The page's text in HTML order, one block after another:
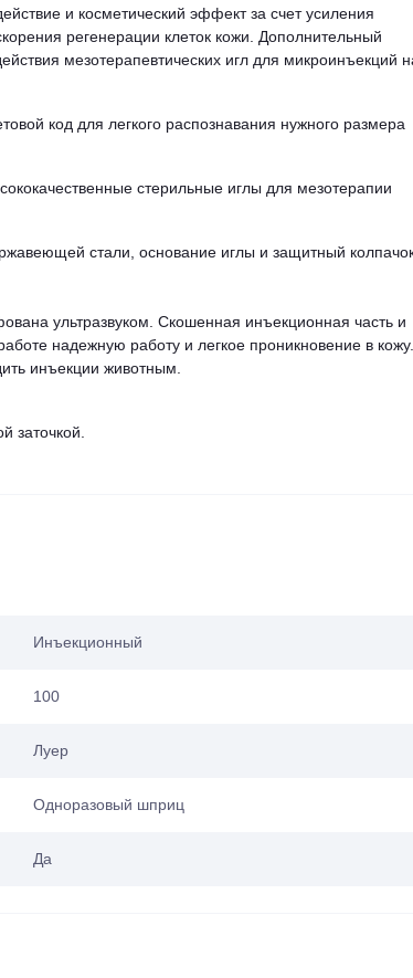
и косметический эффект за счет усиления
регенерации клеток кожи. Дополнительный
мезотерапевтических игл для микроинъекций
код для легкого распознавания нужного размера
стерильные иглы для мезотерапии
стали, основание иглы и защитный
ультразвуком. Скошенная инъекционная часть и
надежную работу и легкое проникновение в кожу.
инъекции животным.
заточкой.
Инъекционный
100
Луер
Одноразовый шприц
Да